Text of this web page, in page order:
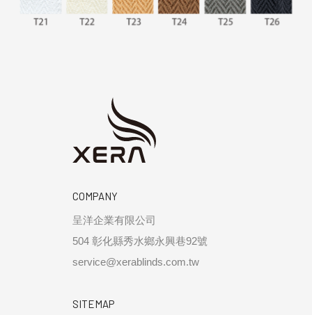
COMPANY
呈洋企業有限公司
504 彰化縣秀水鄉永興巷92號
service@xerablinds.com.tw
SITEMAP